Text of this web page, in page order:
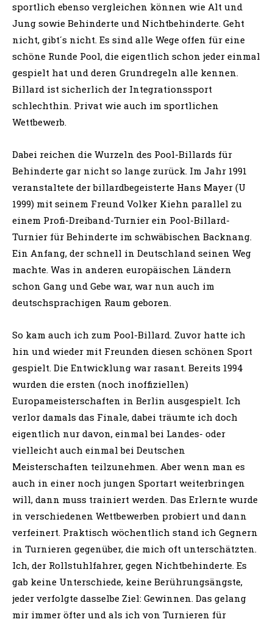
sportlich ebenso vergleichen können wie Alt und
Jung sowie Behinderte und Nichtbehinderte. Geht
nicht, gibt´s nicht. Es sind alle Wege offen für eine
schöne Runde Pool, die eigentlich schon jeder einmal
gespielt hat und deren Grundregeln alle kennen.
Billard ist sicherlich der Integrationssport
schlechthin. Privat wie auch im sportlichen
Wettbewerb.
Dabei reichen die Wurzeln des Pool-Billards für
Behinderte gar nicht so lange zurück. Im Jahr 1991
veranstaltete der billardbegeisterte Hans Mayer (U
1999) mit seinem Freund Volker Kiehn parallel zu
einem Profi-Dreiband-Turnier ein Pool-Billard-
Turnier für Behinderte im schwäbischen Backnang.
Ein Anfang, der schnell in Deutschland seinen Weg
machte. Was in anderen europäischen Ländern
schon Gang und Gebe war, war nun auch im
deutschsprachigen Raum geboren.
So kam auch ich zum Pool-Billard. Zuvor hatte ich
hin und wieder mit Freunden diesen schönen Sport
gespielt. Die Entwicklung war rasant. Bereits 1994
wurden die ersten (noch inoffiziellen)
Europameisterschaften in Berlin ausgespielt. Ich
verlor damals das Finale, dabei träumte ich doch
eigentlich nur davon, einmal bei Landes- oder
vielleicht auch einmal bei Deutschen
Meisterschaften teilzunehmen. Aber wenn man es
auch in einer noch jungen Sportart weiterbringen
will, dann muss trainiert werden. Das Erlernte wurde
in verschiedenen Wettbewerben probiert und dann
verfeinert. Praktisch wöchentlich stand ich Gegnern
in Turnieren gegenüber, die mich oft unterschätzten.
Ich, der Rollstuhlfahrer, gegen Nichtbehinderte. Es
gab keine Unterschiede, keine Berührungsängste,
jeder verfolgte dasselbe Ziel: Gewinnen. Das gelang
mir immer öfter und als ich von Turnieren für